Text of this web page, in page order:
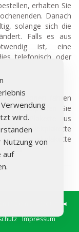
erhalten Sie
Danach
solange sich die
Falls es aus
ist, eine
telefonisch oder
fahren
Überprüfen Sie
Plakette aus
Umweltplakette
Umweltplakette
in Deiner Stadt
◄
Impressum
wird.
Nutzung von
auf